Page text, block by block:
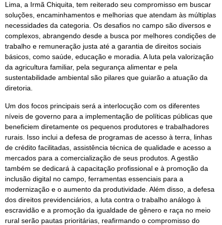
Lima, a Irmã Chiquita, tem reiterado seu compromisso em buscar
soluções, encaminhamentos e melhorias que atendam às múltiplas
necessidades da categoria. Os desafios no campo são diversos e
complexos, abrangendo desde a busca por melhores condições de
trabalho e remuneração justa até a garantia de direitos sociais
básicos, como saúde, educação e moradia. A luta pela valorização
da agricultura familiar, pela segurança alimentar e pela
sustentabilidade ambiental são pilares que guiarão a atuação da
diretoria.
Um dos focos principais será a interlocução com os diferentes
níveis de governo para a implementação de políticas públicas que
beneficiem diretamente os pequenos produtores e trabalhadores
rurais. Isso inclui a defesa de programas de acesso à terra, linhas
de crédito facilitadas, assistência técnica de qualidade e acesso a
mercados para a comercialização de seus produtos. A gestão
também se dedicará à capacitação profissional e à promoção da
inclusão digital no campo, ferramentas essenciais para a
modernização e o aumento da produtividade. Além disso, a defesa
dos direitos previdenciários, a luta contra o trabalho análogo à
escravidão e a promoção da igualdade de gênero e raça no meio
rural serão pautas prioritárias, reafirmando o compromisso do